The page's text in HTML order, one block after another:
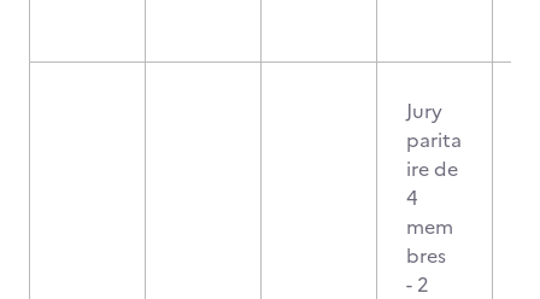
Jury
parita
ire de
4
mem
bres
- 2